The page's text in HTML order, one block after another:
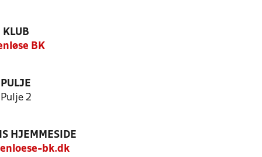
KLUB
BK
PULJE
Pulje 2
HJEMMESIDE
bk.dk